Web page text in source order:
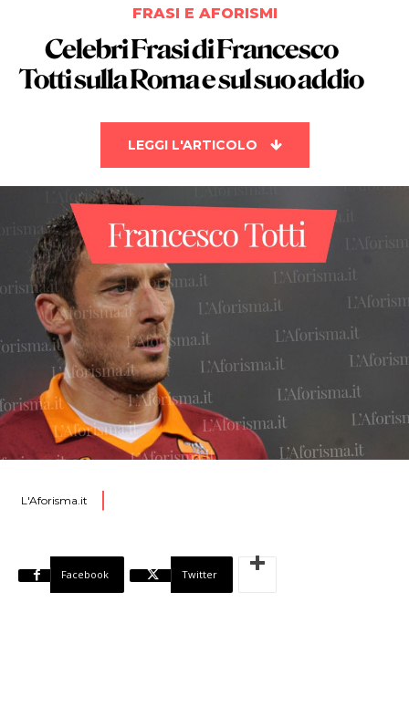
FRASI E AFORISMI
CelebriFrasi di Francesco
Tottisulla Roma e sul suo addio
LEGGI L'ARTICOLO
L'Aforisma.it
Facebook Twitter